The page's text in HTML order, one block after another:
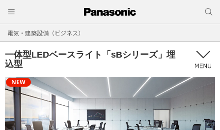
電気・建築設備（ビジネス）
一体型LEDベースライト「sBシリーズ」埋
込型
NEW